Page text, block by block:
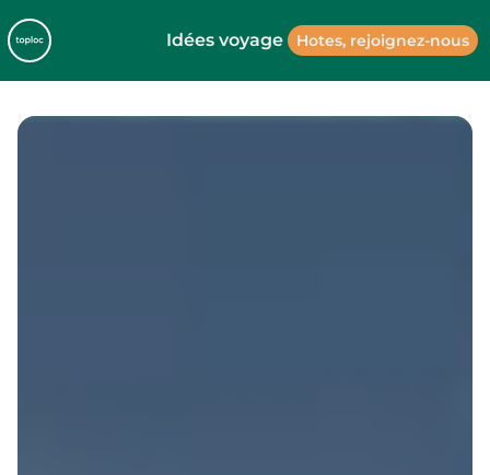
Idées voyage Hotes, rejoignez-nous